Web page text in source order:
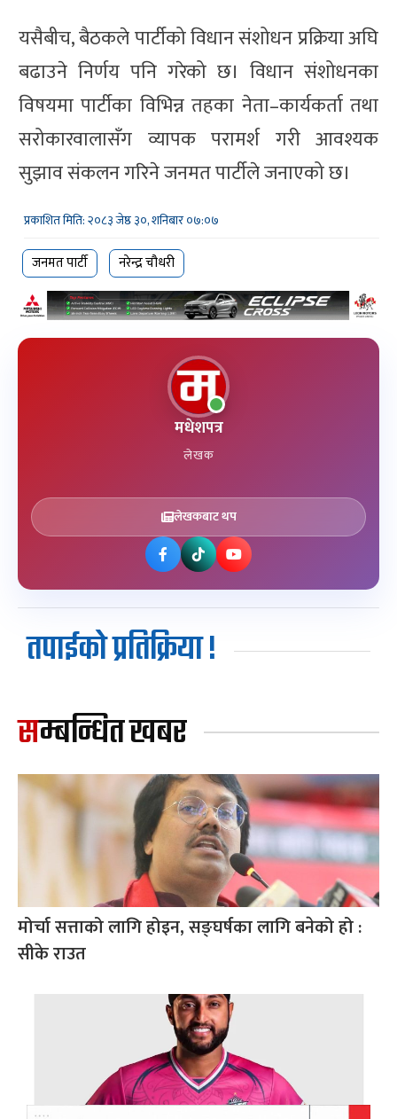
यसैबीच, बैठकले पार्टीको विधान संशोधन प्रक्रिया अघि
बढाउने निर्णय पनि गरेको छ। विधान संशोधनका
विषयमा पार्टीका विभिन्न तहका नेता–कार्यकर्ता तथा
सरोकारवालासँग व्यापक परामर्श गरी आवश्यक
सुझाव संकलन गरिने जनमत पार्टीले जनाएको छ।
प्रकाशित मिति: २०८३ जेष्ठ ३०, शनिबार ०७:०७
जनमत पार्टी नरेन्द्र चौधरी
मधेशपत्र
लेखक
लेखकबाट थप
तपाईको प्रतिक्रिया !
सम्बन्धित खबर
मोर्चा सत्ताको लागि होइन, सङ्घर्षका लागि बनेको हो :
सीके राउत